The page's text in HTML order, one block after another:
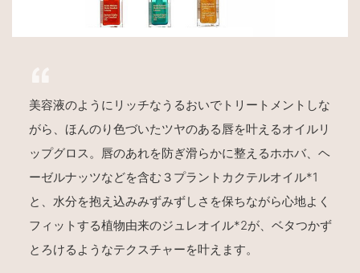
美容液のようにリッチなうるおいでトリートメントしな
がら、ほんのり色づいたツヤのある唇を叶えるオイルリ
ップグロス。唇のあれを防ぎ滑らかに整えるホホバ、ヘ
ーゼルナッツなどを含む３プラントカクテルオイル*1
と、水分を抱え込みみずみずしさを保ちながら心地よく
フィットする植物由来のジュレオイル*2が、ベタつかず
とろけるようなテクスチャーを叶えます。